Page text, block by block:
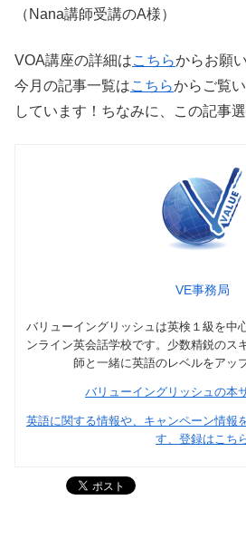
（Nana講師受講のA様）
VOA講座の詳細はこちらからお願
今月の記事一覧はこちらからご覧
しています！ちなみに、この記事
VE事務局
バリューイングリッシュは英検１級を中
ンライン英会話学校です。少数精鋭のス
師と一緒に英語のレベルをアッ
バリューイングリッシュの本
英語に関する情報や、キャンペーン情報
す、登録はこち